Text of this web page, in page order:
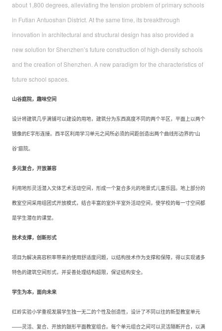
about 1,800 degrees, alleviating the tension problem of primary schools
in Futian Antuoshan District. At the same time, its breakthrough
innovation in architectural and structural design has also provided a
new solution for Shenzhen’s future construction of high-density schools
and the creation of Shenzhen. A new paradigm for the characteristics of
future school spaces.
山谷庭院，趣味空间
设计将建筑几乎满铺可以建设的用地，建筑分为东西高度不同的两个半区，平面上以两个
镜像的E字形连接。西半区利用学习单元之间所必须的间距创造出两个曲线形边界的“山
谷”庭院。
多元复合，开放兼容
利用地形灵活潜入文体艺术活动空间，形成一个复合多元的地景式儿童乐园。地上部分的
教室空间采用组团式开放模式，结合丰富的室外半室外活动空间，使学校的每一寸空间都
是学生潜在的课堂。
技术支撑，创新形式
项目为解决高容积率带来的使用舒适度问题，以结构技术作为支撑和保障，得以实现诸多
特色的建筑空间形式，并妥善处理结构超限，保证结构安全。
学生为本，面向未来
红岭实验小学重视发展学生独一无二的个性及创造性，设计了不同以往的新型教室单元
——灵活、复合、开放的鼓形平面教室组合。每个单元组合之间可以灵活隔断开合，以满